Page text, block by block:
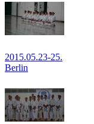
2015.05.23-25.
Berlin